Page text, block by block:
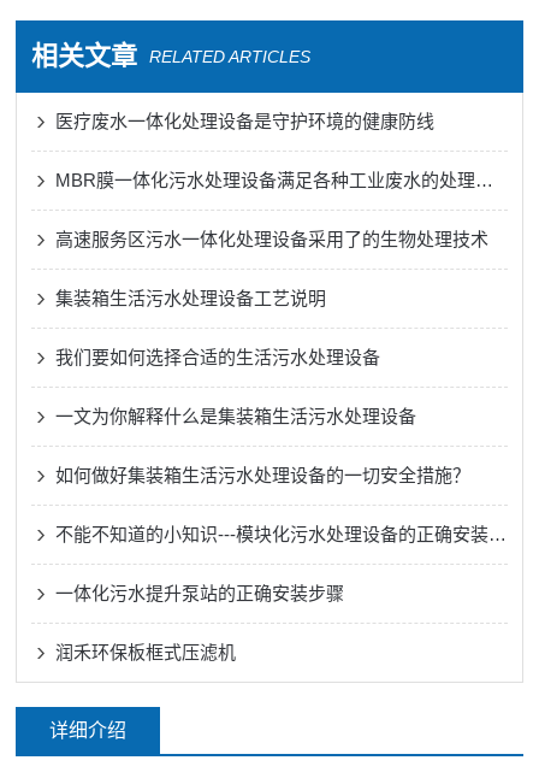
相关文章 RELATED ARTICLES
医疗废水一体化处理设备是守护环境的健康防线
MBR膜一体化污水处理设备满足各种工业废水的处理需求
高速服务区污水一体化处理设备采用了的生物处理技术
集装箱生活污水处理设备工艺说明
我们要如何选择合适的生活污水处理设备
一文为你解释什么是集装箱生活污水处理设备
如何做好集装箱生活污水处理设备的一切安全措施？
不能不知道的小知识---模块化污水处理设备的正确安装方法
一体化污水提升泵站的正确安装步骤
润禾环保板框式压滤机
详细介绍